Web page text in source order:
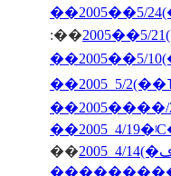
��2005��5/
:��
��